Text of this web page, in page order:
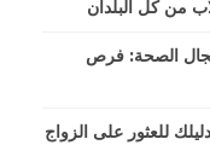
من كل البلدان
الصحة: فرص
10 تطبيقات تعارف في 2025: دليلك للعثور على الزواج